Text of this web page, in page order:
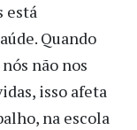
está
Quando
não nos
isso afeta
na escola